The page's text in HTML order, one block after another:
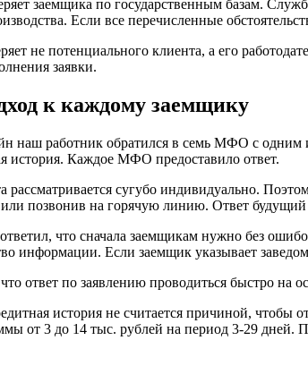
заемщика по государственным базам.
Если все перечисленные
не потенциального клиента, а его
заявки.
к каждому заемщику
наш работник обратился в семь МФО с одним
история. Каждое МФО предоставило ответ.
рассматривается сугубо индивидуально.
позвонив на горячую линию. Ответ
что сначала заемщикам нужно без
информации. Если заемщик указывает
ответ по заявлению проводиться быстро
история не считается причиной, чтобы
от 3 до 14 тыс. рублей на период 3-29